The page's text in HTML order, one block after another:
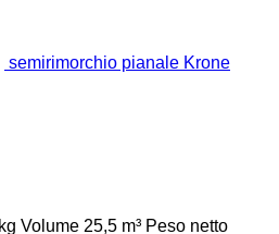
semirimorchio pianale Krone
Volume 25,5 m³ Peso netto